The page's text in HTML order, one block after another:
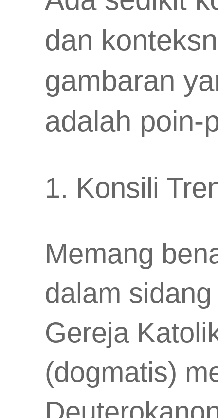
dan
gambaran
adalah poin-
1. Konsili
Memang
dalam
Gereja
(dogmatis)